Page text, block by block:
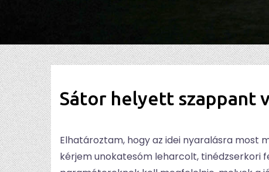
Sátor helyett szappant
Elhatároztam, hogy az idei nyaralásra most
kérjem unokatesóm leharcolt, tinédzserkori